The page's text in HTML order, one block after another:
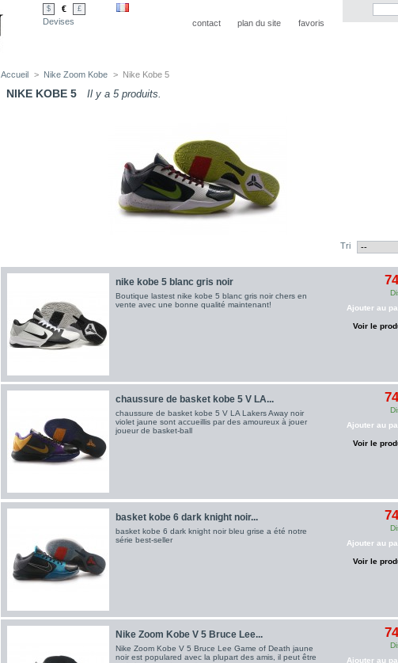
$ € £
Devises contact plan du site
favoris
Accueil > Nike Zoom Kobe > Nike Kobe 5
NIKE KOBE 5 Il y a 5 produits.
Tri
nike kobe 5 blanc gris noir
Boutique lastest nike kobe 5 blanc gris noir chers en
vente avec une bonne qualité maintenant!
Ajouter au
Voir le
chaussure de basket kobe 5 V LA...
chaussure de basket kobe 5 V LA Lakers Away noir
violet jaune sont accueillis par des amoureux à jouer
joueur de basket-ball
Ajouter au
Voir le
basket kobe 6 dark knight noir...
basket kobe 6 dark knight noir bleu grise a été notre
série best-seller
Ajouter au
Voir le
Nike Zoom Kobe V 5 Bruce Lee...
Nike Zoom Kobe V 5 Bruce Lee Game of Death jaune
noir est populared avec la plupart des amis, il peut être
Ajouter au